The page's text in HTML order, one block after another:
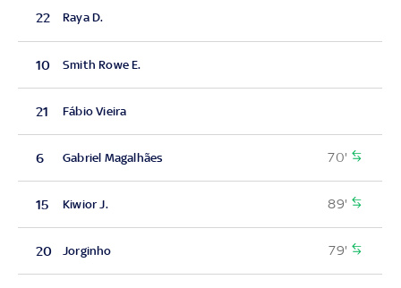
22 Raya D.
10 Smith Rowe E.
21 Fábio Vieira
6 Gabriel Magalhães 70'
15 Kiwior J. 89'
20 Jorginho 79'